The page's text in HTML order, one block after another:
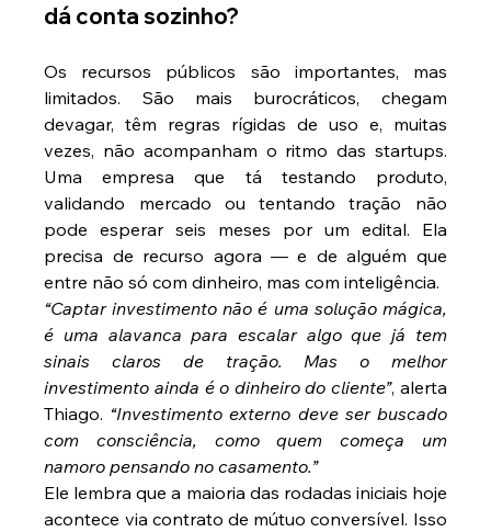
dá conta sozinho?
Os recursos públicos são importantes, mas
limitados. São mais burocráticos, chegam
devagar, têm regras rígidas de uso e, muitas
vezes, não acompanham o ritmo das startups.
Uma empresa que tá testando produto,
validando mercado ou tentando tração não
pode esperar seis meses por um edital. Ela
precisa de recurso agora — e de alguém que
entre não só com dinheiro, mas com inteligência.
“Captar investimento não é uma solução mágica,
é uma alavanca para escalar algo que já tem
sinais claros de tração. Mas o melhor
investimento ainda é o dinheiro do cliente”, alerta
Thiago. “Investimento externo deve ser buscado
com consciência, como quem começa um
namoro pensando no casamento.”
Ele lembra que a maioria das rodadas iniciais hoje
acontece via contrato de mútuo conversível. Isso